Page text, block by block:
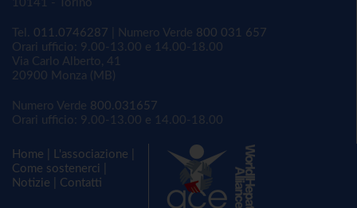
10141 - Torino
Tel. 011.0746287 | Numero Verde 800 031 657
Orari ufficio: 9.00-13.00 e 14.00-18.00
Via Carlo Alberto, 41
20900 Monza (MB)
Numero Verde 800.031657
Orari ufficio: 9.00-13.00 e 14.00-18.00
Home L'associazione
Come sostenerci
Notizie
Contatti